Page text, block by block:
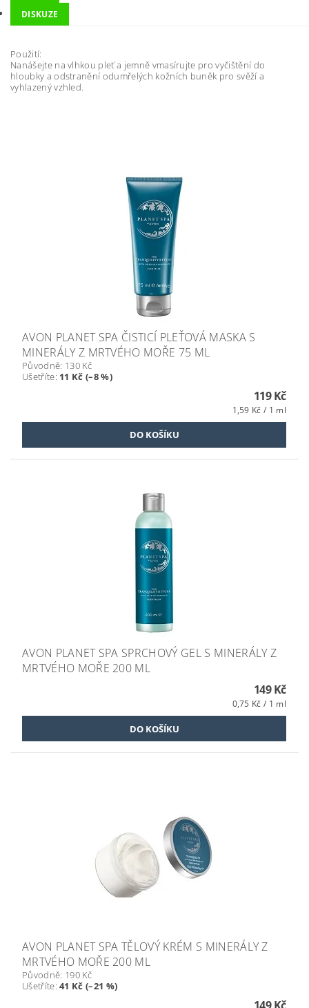
DISKUZE
Použití:
Nanášejte na vlhkou pleť a jemně vmasírujte pro vyčištění do
hloubky a odstranění odumřelých kožních buněk pro svěží a
vyhlazený vzhled.
AVON PLANET SPA ČISTICÍ PLEŤOVÁ MASKA S
MINERÁLY Z MRTVÉHO MOŘE 75 ML
Původně: 130 Kč
Ušetříte: 11 Kč (–8 %)
119 Kč
1,59 Kč / 1 ml
AVON PLANET SPA SPRCHOVÝ GEL S MINERÁLY Z
MRTVÉHO MOŘE 200 ML
149 Kč
0,75 Kč / 1 ml
AVON PLANET SPA TĚLOVÝ KRÉM S MINERÁLY Z
MRTVÉHO MOŘE 200 ML
Původně: 190 Kč
Ušetříte:41 Kč (–21 %)